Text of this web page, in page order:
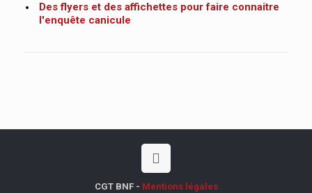
Des flyers et des affichettes pour faire connaitre
l'enquête canicule
CGT BNF - Mentions légales